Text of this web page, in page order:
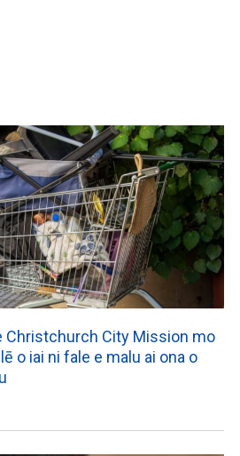
Christchurch City Mission mo
o iai ni fale e malu ai ona o